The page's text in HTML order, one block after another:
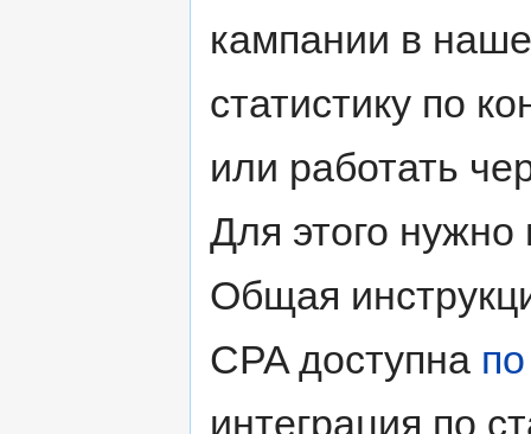
кампании в
статистику по
или работать
Для этого
Общая
CPA доступна
интеграция по